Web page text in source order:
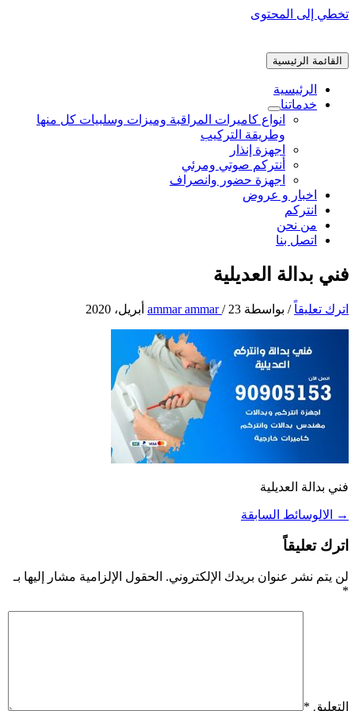
تخطي إلى المحتوى
القائمة الرئيسية
الرئيسية
خدماتنا
انواع كاميرات المراقبة وميزات وسلبيات كل منها
وطريقة التركيب
اجهزة إنذار
أنتركم صوتي ومرئي
اجهزة حضور وانصراف
اخبار و عروض
انتركم
من نحن
اتصل بنا
فني بدالة العديلية
اترك تعليقاً / بواسطة ammar ammar/ 23 أبريل، 2020
فني بدالة العديلية
→ الالوسائط السابقة
اترك تعليقاً
لن يتم نشر عنوان بريدك الإلكتروني. الحقول الإلزامية مشار إليها بـ
*
التعليق *